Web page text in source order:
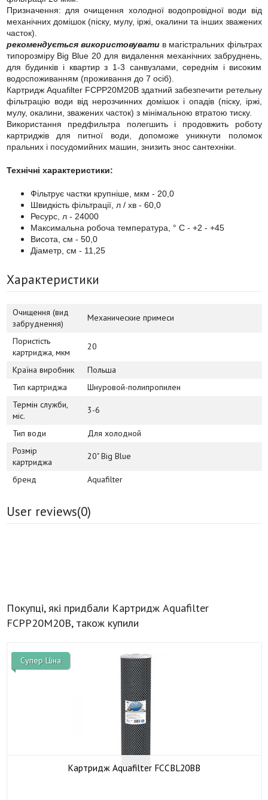
Призначення: для очищення холодної водопровідної води від
механічних домішок (піску, мулу, іржі, окалини та інших зважених
часток).
рекомендується використовуватив магістральних фільтрах
типорозміру Вig Вlue 20 для видалення механічних забруднень,
для будинків і квартир з 1-3 санвузлами, середнім і високим
водоспоживанням (проживання до 7 осіб).
Картридж Aquafilter FCPP20M20B здатний забезпечити ретельну
фільтрацію води від нерозчинних домішок і опадів (піску, іржі,
мулу, окалини, зважених часток) з мінімальною втратою тиску.
Використання предфильтра полегшить і продовжить роботу
картриджів для питної води, допоможе уникнути поломок
пральних і посудомийних машин, знизить знос сантехніки.
Технічні характеристики:
Фільтрує частки крупніше, мкм - 20,0
Швидкість фільтрації, л / хв - 60,0
Ресурс, л - 24000
Максимальна робоча температура, ° С - +2 - +45
Висота, см - 50,0
Діаметр, см - 11,25
Характеристики
Очищення (вид
забруднення)
Механические примеси
Пористість
картриджа, мкм
20
Країна виробник
Польша
Тип картриджа
Шнуровой-полипропилен
Термін служби,
міс.
3-6
Тип води
Для холодной
Розмір
картриджа
20" Big Blue
бренд Aquafilter
User reviews(0)
Покупці, які придбали Картридж Aquafilter
FCPP20M20B, також купили
Супер Ціна
Картридж Aquafilter FCCBL20BB